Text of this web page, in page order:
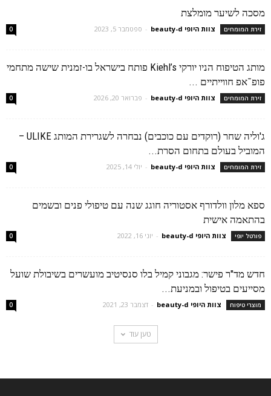
מסכה לשיער מומלצת
זירת המומחים צוות היופי beauty-d - ספטמבר 5, 2023 0
מותג הטיפוח הניו יורקי Kiehl’s פותח בישראל בו-זמנית שישה מתחמי
פופ־אפ חווייתיים ...
זירת המומחים צוות היופי beauty-d - פברואר 20, 2026 0
ג'וליה שחר (רוקדים עם כוכבים) נבחרה לשגרירת המותג ULIKE –
המוביל בעולם בתחום הסרת...
זירת המומחים צוות היופי beauty-d - יולי 14, 2025 0
ספא מלון וולדורף אסטוריה חוגג שנה עם טיפולי פנים ובשמים
בהתאמה אישית
פורטל יופי צוות היופי beauty-d - יוני 16, 2022 0
חדש מד"ר פישר: מגבוני קמיל בלו סנסיטיב מועשרים בשיבולת שועל
מסייעים בטיפול ובמניעת...
מוצרי טיפוח צוות היופי beauty-d - דצמבר 23, 2021 0
טען עוד